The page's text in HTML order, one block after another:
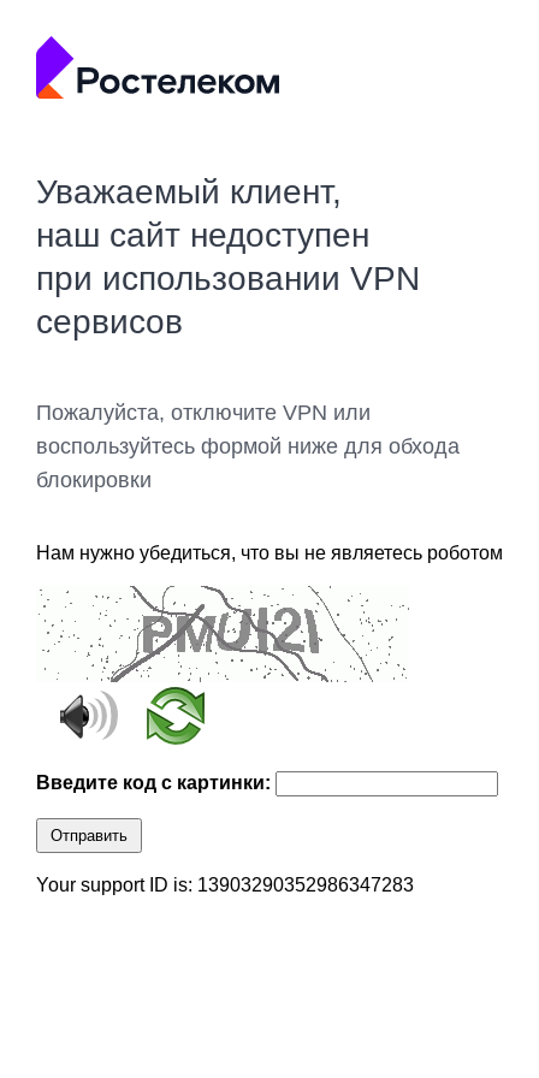
Уважаемый клиент,
наш сайт недоступен
при использовании VPN
сервисов
Пожалуйста, отключите VPN или
воспользуйтесь формой ниже для обхода
блокировки
Нам нужно убедиться, что вы не являетесь роботом
Введите код с картинки:
Отправить
Your support ID is: 13903290352986347283